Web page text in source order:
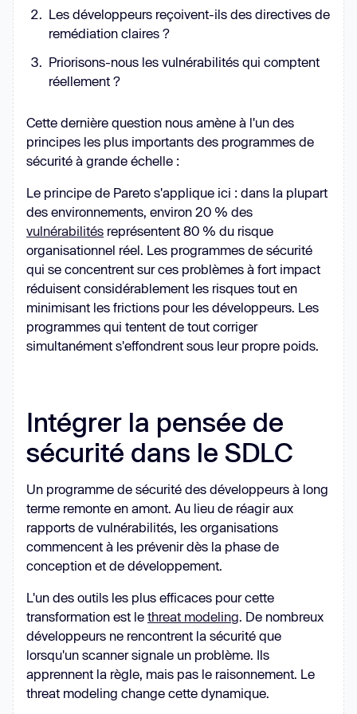
Les développeurs reçoivent-ils des directives de
remédiation claires ?
Priorisons-nous les vulnérabilités qui comptent
réellement ?
Cette dernière question nous amène à l'un des
principes les plus importants des programmes de
sécurité à grande échelle :
Le principe de Pareto s'applique ici : dans la plupart
des environnements, environ 20 % des
vulnérabilités représentent 80 % du risque
organisationnel réel. Les programmes de sécurité
qui se concentrent sur ces problèmes à fort impact
réduisent considérablement les risques tout en
minimisant les frictions pour les développeurs. Les
programmes qui tentent de tout corriger
simultanément s'effondrent sous leur propre poids.
Intégrer la pensée de
sécurité dans le SDLC
Un programme de sécurité des développeurs à long
terme remonte en amont. Au lieu de réagir aux
rapports de vulnérabilités, les organisations
commencent à les prévenir dès la phase de
conception et de développement.
L'un des outils les plus efficaces pour cette
transformation est le threat modeling. De nombreux
développeurs ne rencontrent la sécurité que
lorsqu'un scanner signale un problème. Ils
apprennent la règle, mais pas le raisonnement. Le
threat modeling change cette dynamique.